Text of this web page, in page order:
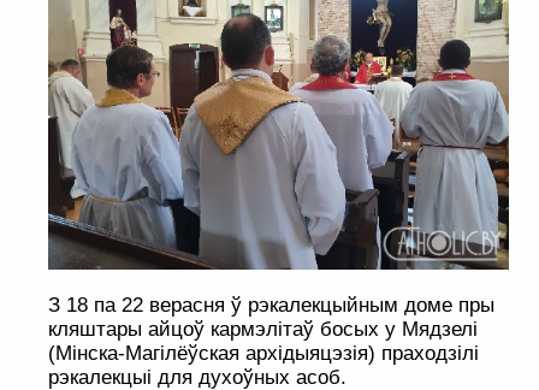
З 18 па 22 верасня ў рэкалекцыйным доме пры
кляштары айцоў кармэлітаў босых у Мядзелі
(Мінска-Магілёўская архідыяцэзія) праходзілі
рэкалекцыі для духоўных асоб.